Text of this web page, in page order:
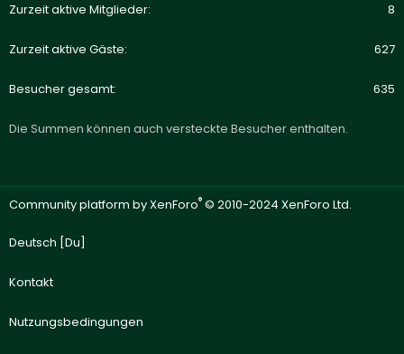
Zurzeit aktive Mitglieder 8
Zurzeit aktive Gäste 627
Besucher gesamt 635
Die Summen können auch versteckte Besucher enthalten.
Community platform by XenForo® © 2010-2024 XenForo Ltd.
Deutsch [Du]
Kontakt
Nutzungsbedingungen